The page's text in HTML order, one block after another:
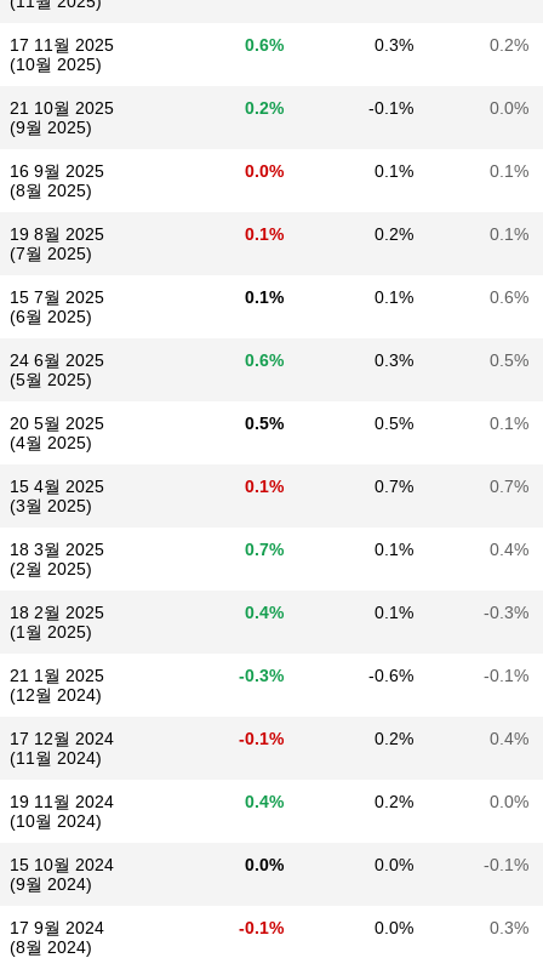
17 11월 2025
(10월 2025)
0.6% 0.3% 0.2%
21 10월 2025
(9월 2025)
0.2% -0.1% 0.0%
16 9월 2025
(8월 2025)
0.0% 0.1% 0.1%
19 8월 2025
(7월 2025)
0.1% 0.2% 0.1%
15 7월 2025
(6월 2025)
0.1% 0.1% 0.6%
24 6월 2025
(5월 2025)
0.6% 0.3% 0.5%
20 5월 2025
(4월 2025)
0.5% 0.5% 0.1%
15 4월 2025
(3월 2025)
0.1% 0.7% 0.7%
18 3월 2025
(2월 2025)
0.7% 0.1% 0.4%
18 2월 2025
(1월 2025)
0.4% 0.1% -0.3%
21 1월 2025
(12월 2024)
-0.3% -0.6% -0.1%
17 12월 2024
(11월 2024)
-0.1% 0.2% 0.4%
19 11월 2024
(10월 2024)
0.4% 0.2% 0.0%
15 10월 2024
(9월 2024)
0.0% 0.0% -0.1%
17 9월 2024
(8월 2024)
-0.1% 0.0% 0.3%